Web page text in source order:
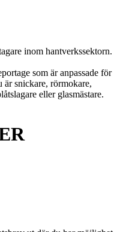
inom hantverkssektorn.
som är anpassade för
är snickare, rörmokare,
eller glasmästare.